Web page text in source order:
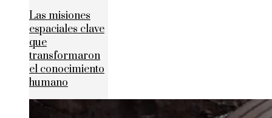
Las misiones
espaciales clave
que
transformaron
el conocimiento
humano